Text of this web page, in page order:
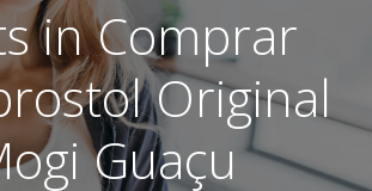
in Comprar
Original
Guaçu